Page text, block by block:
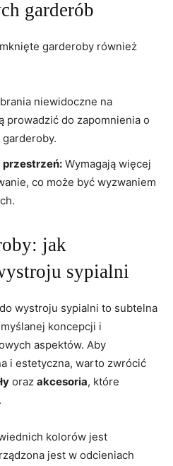
garderób
⁤garderoby również
niewidoczne na
prowadzić do zapomnienia o
Wymagają więcej
co może być wyzwaniem
jak
sypialni
wystroju​ sypialni to subtelna
koncepcji i⁢
aspektów.​ Aby
i estetyczna, warto ⁣zwrócić
oraz akcesoria, które
kolorów jest
jest w odcieniach